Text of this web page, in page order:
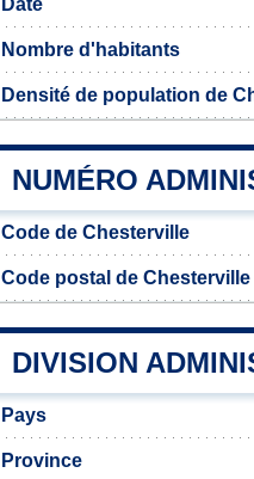
Date
Nombre d'habitants
Densité de population de
NUMÉRO
Code de Chesterville
Code postal de Chesterville
DIVISION
Pays
Province